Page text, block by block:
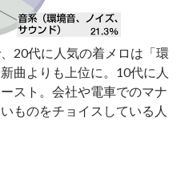
20代に人気の着メロは「環
曲よりも上位に。10代に人
スト。会社や電車でのマナ
ものをチョイスしている人